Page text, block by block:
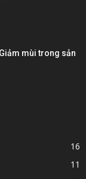
mùi trong sản
16
11